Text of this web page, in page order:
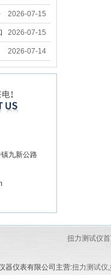
2026-07-15
2026-07-15
2026-07-14
九新公路
扭力测试仪
器仪表有限公司主营:扭力测试仪,